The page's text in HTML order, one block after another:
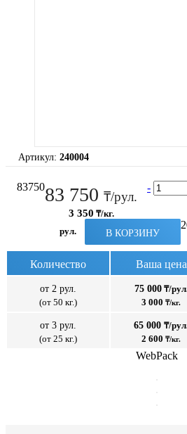
Артикул: 240004
8375083 750 ₸/рул.
3 350 ₸/кг.
-
рул. В КОРЗИНУ
Количество Ваша цена
от 2 рул.
(от 50 кг.)
75 000₸/
3 000 ₸/кг.
от 3 рул.
(от 25 кг.)
65 000 ₸/
2 600 ₸/кг.
WebPack